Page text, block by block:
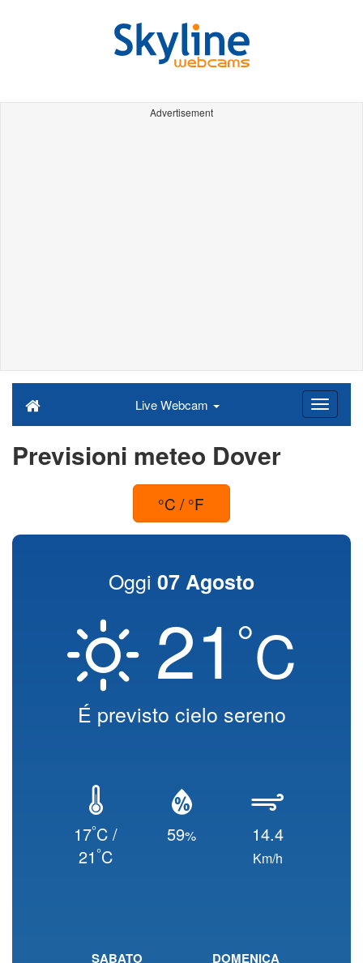
Advertisement
Live Webcam
Previsioni meteo Dover
°C / °F
Oggi 07 Agosto
21 °C
É previsto cielo sereno
17°C /
21°C
59% 14.4
Km/h
SABATO DOMENICA